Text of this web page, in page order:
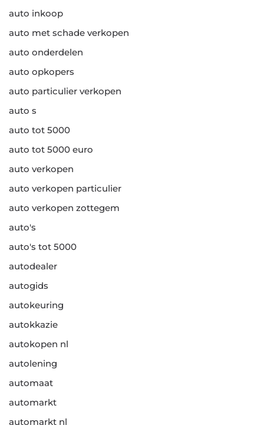
auto inkoop
auto met schade verkopen
auto onderdelen
auto opkopers
auto particulier verkopen
auto s
auto tot 5000
auto tot 5000 euro
auto verkopen
auto verkopen particulier
auto verkopen zottegem
auto's
auto's tot 5000
autodealer
autogids
autokeuring
autokkazie
autokopen nl
autolening
automaat
automarkt
automarkt nl